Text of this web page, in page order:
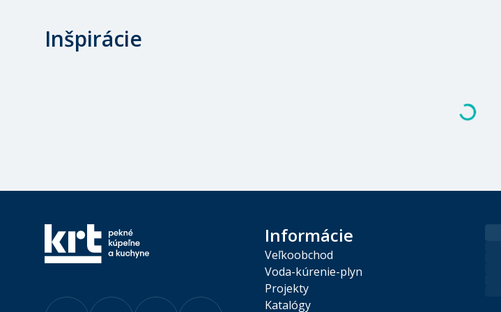
Inšpirácie
Informácie
Veľkoobchod
Voda-kúrenie-plyn
Projekty
Katalógy